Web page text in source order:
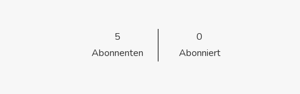
5
Abonnenten
0
Abonniert